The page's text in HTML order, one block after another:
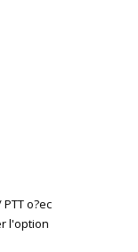
o?ec
l'option